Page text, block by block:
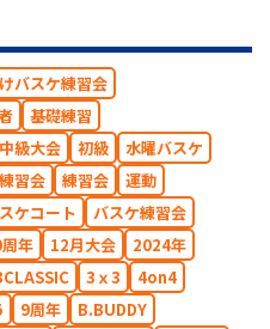
バスケ練習会
基礎練習
中級大会 初級
水曜バスケ
習会 練習会
運動
ケコート
バスケ練習会
年 12月大会
2024年
3ｘ3
4on4
9周年
B.BUDDY